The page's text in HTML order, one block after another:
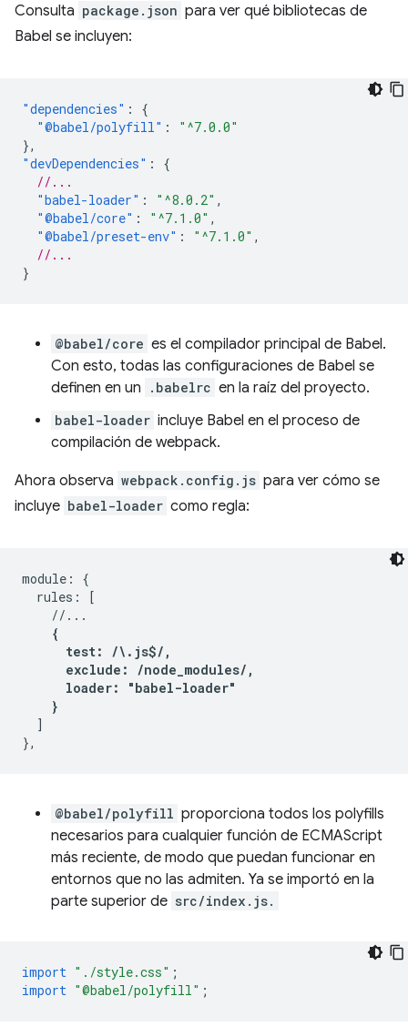
Consulta package.json para ver qué bibliotecas de
Babel se incluyen:
"dependencies" :
{
"@babel/polyfill" :
"^7.0.0"
},
"devDependencies" :
{
//...
"babel-loader" : "^8.0.2" ,
"@babel/core" : "^7.1.0" ,
"@babel/preset-env" : "^7.1.0" ,
//...
}
@babel/core es el compilador principal de Babel.
Con esto, todas las configuraciones de Babel se
definen en un
.babelrc en la raíz del proyecto.
babel-loader incluye Babel en el proceso de
compilación de webpack.
Ahora observa webpack.config.js para ver cómo se
incluye babel-loader como regla:
module: {
  rules: [
    //...
{
      test: /\.js$/,
      exclude: /node_modules/,
      loader: "babel-loader"
    }
  ]
@babel/polyfill proporciona todos los polyfills
necesarios para cualquier función de ECMAScript
más reciente, de modo que puedan funcionar en
entornos que no las admiten. Ya se importó en la
parte superior de src/index.js.
import "./style.css" ;
import "@babel/polyfill" ;